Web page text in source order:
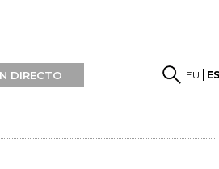
DIRECTO EU